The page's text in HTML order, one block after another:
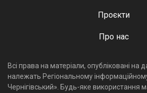
Проєкти
Про нас
Всі права на матеріали, опубліковані на
належать Регіональному
Чернігівський». Будь-яке використання